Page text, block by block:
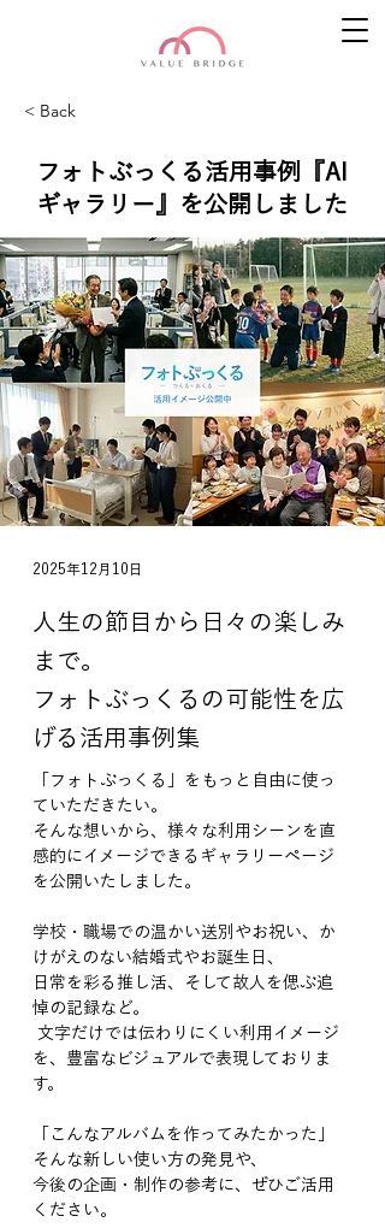
< Back
フォトぶっくる活用事例『AI
ギャラリー』を公開しました
2025年12月10日
人生の節目から日々の楽しみ
まで。
フォトぶっくるの可能性を広
げる活用事例集
「フォトぶっくる」をもっと自由に使っ
ていただきたい。
そんな想いから、様々な利用シーンを直
感的にイメージできるギャラリーページ
を公開いたしました。
学校・職場での温かい送別やお祝い、か
けがえのない結婚式やお誕生日、
日常を彩る推し活、そして故人を偲ぶ追
悼の記録など。
文字だけでは伝わりにくい利用イメージ
を、豊富なビジュアルで表現しておりま
す。
「こんなアルバムを作ってみたかった」
そんな新しい使い方の発見や、
今後の企画・制作の参考に、ぜひご活用
ください。